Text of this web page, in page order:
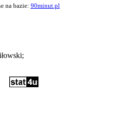
na bazie: 90minut.pl